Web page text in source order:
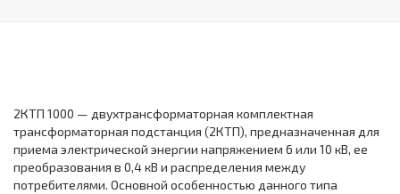
2КТП 1000 — двухтрансформаторная комплектная
трансформаторная подстанция (2КТП), предназначенная для
приема электрической энергии напряжением 6 или 10 кВ, ее
преобразования в 0,4 кВ и распределения между
потребителями. Основной особенностью данного типа